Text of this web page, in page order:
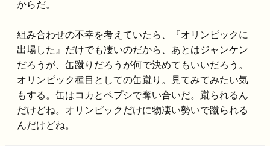
からだ。
組み合わせの不幸を考えていたら、『オリンピックに
出場した』だけでも凄いのだから、あとはジャンケン
だろうが、缶蹴りだろうが何で決めてもいいだろう。
オリンピック種目としての缶蹴り。見てみてみたい気
もする。缶はコカとペプシで奪い合いだ。蹴られるん
だけどね。オリンピックだけに物凄い勢いで蹴られる
んだけどね。